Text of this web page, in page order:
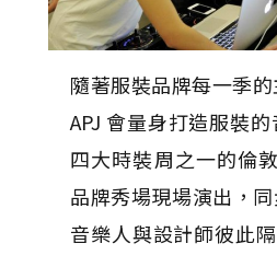
隨著服裝品牌每一季的
APJ 會量身打造服裝
四大時裝周之一的倫
品牌秀場現場演出，
音樂人與設計師彼此